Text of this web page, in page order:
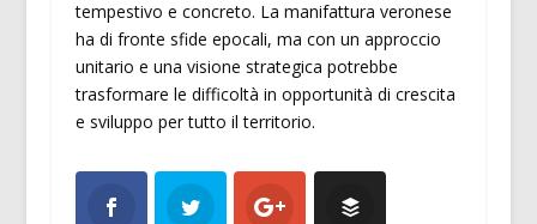
tempestivo e concreto. La manifattura veronese
ha di fronte sfide epocali, ma con un approccio
unitario e una visione strategica potrebbe
trasformare le difficoltà in opportunità di crescita
e sviluppo per tutto il territorio.